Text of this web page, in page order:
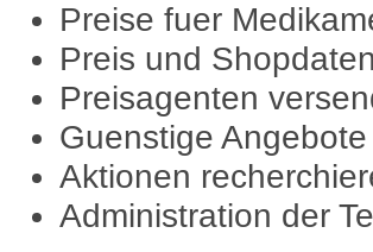
Preise fuer
Preis und
Preisagenten
Guenstige
Aktionen
Administration der